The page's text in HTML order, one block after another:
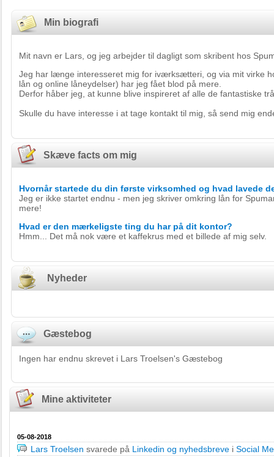
Min biografi
Mit navn er Lars, og jeg arbejder til dagligt som skribent hos
Jeg har længe interesseret mig for iværksætteri, og via mit virke
lån og online låneydelser) har jeg fået blod på mere.
Derfor håber jeg, at kunne blive inspireret af alle de fantastiske
Skulle du have interesse i at tage kontakt til mig, så send mig
Skæve facts om mig
Hvornår startede du din første virksomhed og hvad lavede
Jeg er ikke startet endnu - men jeg skriver omkring lån for
mere!
Hvad er den mærkeligste ting du har på dit kontor?
Hmm... Det må nok være et kaffekrus med et billede af mig selv.
Nyheder
Gæstebog
Ingen har endnu skrevet i Lars Troelsen's Gæstebog
Mine aktiviteter
05-08-2018
Lars Troelsen svarede på Linkedin og nyhedsbreve i Social